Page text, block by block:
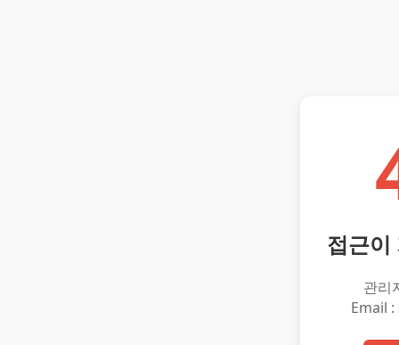
접근이
관리
Email